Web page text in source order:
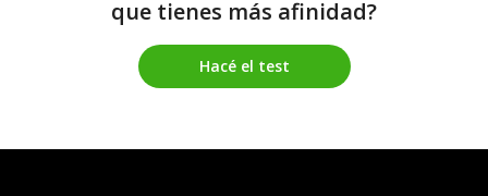
que tienes más afinidad?
Hacé el test